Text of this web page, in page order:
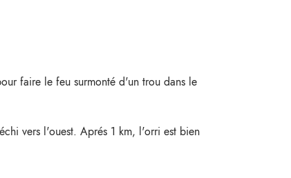
faire le feu surmonté d'un trou dans le
vers l'ouest. Aprés 1 km, l'orri est bien